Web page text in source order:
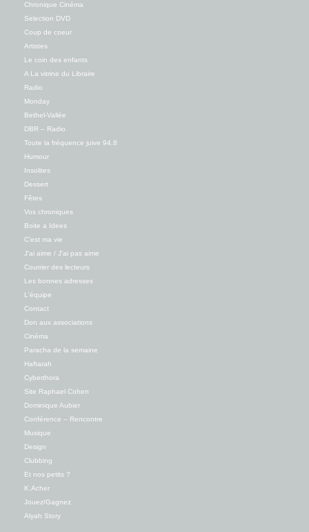
Chronique Cinéma
Selection DVD
Coup de coeur
Artistes
Le coin des enfants
A La vitrine du Libraire
Radio
Monday
Bethel-Vallée
DBR – Radio
Toute la fréquence juive 94.8
Humour
Insolites
Dessert
Fêtes
Vos chroniques
Boite a Idees
C'est ma vie
J'ai aime / J'ai pas aime
Courrier des lecteurs
Les bonnes adresses
L'équipe
Contact
Don aux associations
Cinéma
Paracha de la semaine
Haftarah
Cyberthora
Site Raphael Cohen
Dominique Aubier
Conférence – Rencontre
Musique
Design
Clubbing
Et nos petits ?
K.Acher
Jouez/Gagnez
Alyah Story